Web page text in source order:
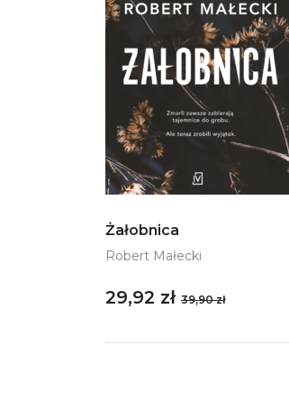
Żałobnica
Robert Małecki
29,92 zł 39,90 zł